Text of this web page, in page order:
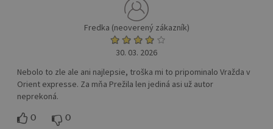
Fredka (neoverený zákazník)
30. 03. 2026
Nebolo to zle ale ani najlepsie, troška mi to pripominalo Vražda v
Orient expresse. Za mňa Prežila len jediná asi už autor
neprekoná.
0 0